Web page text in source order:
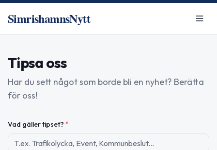
SimrishamnsNytt
Tipsa oss
Har du sett något som borde bli en nyhet? Berätta
för oss!
Vad gäller tipset? *